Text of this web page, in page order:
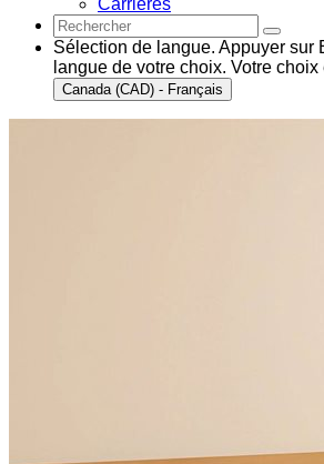
Carrières
Sélection de langue. Appuyer sur
langue de votre choix. Votre choix
Canada (CAD) - Français